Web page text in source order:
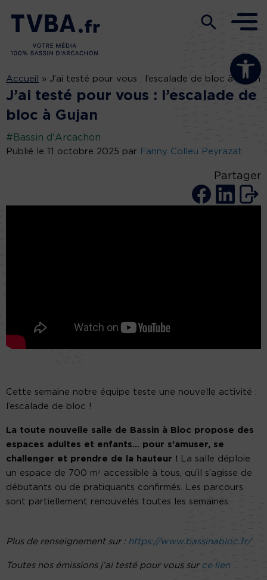
Ouvrir la
Accueil » J’ai testé pour vous : l’escalade de bloc à Gujan
J’ai testé pour vous : l’escalade de
bloc à Gujan
#Bassin d'Arcachon
Publié le 11 octobre 2025 par Fanny Colleu Peyrazat
Partager
Cette semaine notre équipe teste une nouvelle activité :
l’escalade de bloc !
La toute nouvelle salle de Bassin à Bloc propose des
espaces adultes et enfants… pour s’amuser, se
challenger et prendre de la hauteur !
La salle déploie
un espace de 700 m² accessible à tous, qu’il s’agisse de
débutants ou de pratiquants confirmés. Les parcours
sont partiellement renouvelés toutes les semaines.
Plus de renseignement sur : https://www.bassinabloc.fr/
Toutes nos émissions j’ai testé pour vous sur ce lien